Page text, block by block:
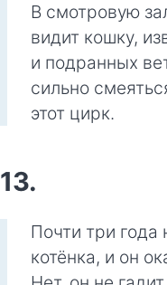
В смотровую
видит кошку,
и подранных
сильно
этот цирк.
13.
Почти три года
котёнка, и он